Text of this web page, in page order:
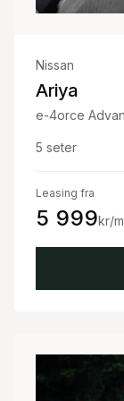
Nissan
Ariya
e-4orce
5 seter
Leasing fra
5 999kr/